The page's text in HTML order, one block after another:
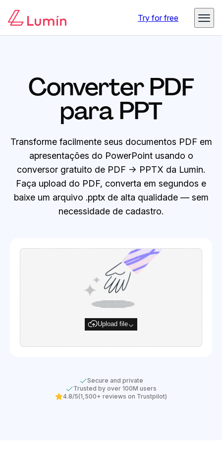
Try for free
Converter PDF
para PPT
Transforme facilmente seus documentos PDF em
apresentações do PowerPoint usando o
conversor gratuito de PDF → PPTX da Lumin.
Faça upload do PDF, converta em segundos e
baixe um arquivo .pptx de alta qualidade — sem
necessidade de cadastro.
Upload file
Secure and private
Trusted by over 100M users
4.8/5(1,500+ reviews on Trustpilot)